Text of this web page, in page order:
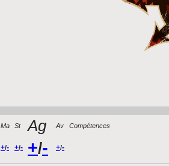
Ma St Ag Av Compétences
+/- +/- +/- +/-